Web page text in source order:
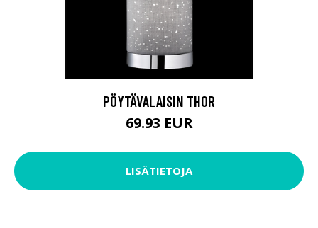
PÖYTÄVALAISIN THOR
69.93 EUR
LISÄTIETOJA